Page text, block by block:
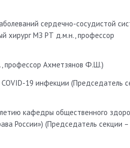
сердечно-сосудистой
хирург МЗ РТ д.м.н., профессор
профессор Ахметзянов Ф.Ш.)
COVID-19 инфекции (Председатель
кафедры общественного
России») (Председатель секции –